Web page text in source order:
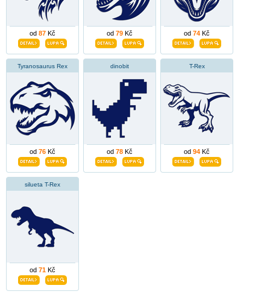
od 87 Kč od 79 Kč od 74 Kč
Tyranosaurus Rex
od 76 Kč
dinobit
od 78 Kč
T-Rex
od 94 Kč
silueta T-Rex
od 71 Kč